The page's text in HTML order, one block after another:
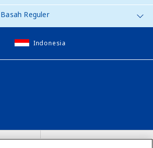
Reguler
Indonesia
Lokasi seluruh dunia